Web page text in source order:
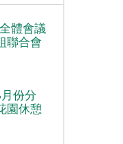
體會議
聯合會
份分
園休憩